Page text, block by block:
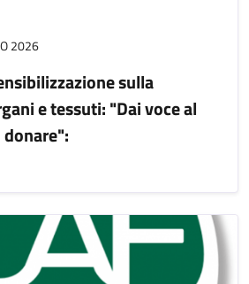
2026
sulla
e tessuti: "Dai voce al